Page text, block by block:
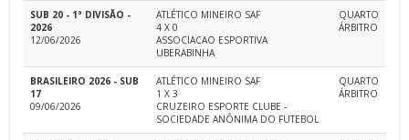
SUB 20 - 1ª DIVISÃO -
2026
12/06/2026
ATLÉTICO MINEIRO SAF
4 X 0
ASSOCIACAO ESPORTIVA
UBERABINHA
QUARTO
ÁRBITRO
BRASILEIRO 2026 - SUB
17
09/06/2026
ATLÉTICO MINEIRO SAF
1 X 3
CRUZEIRO ESPORTE CLUBE -
SOCIEDADE ANÔNIMA DO FUTEBOL
QUARTO
ÁRBITRO